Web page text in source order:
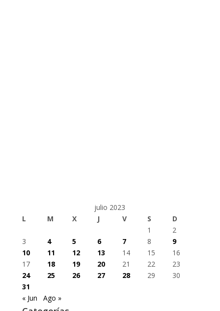
julio 2023
L
M X J V S
D
1
2
3
4 5 6 7 8
9
10
11 12 13 14 15
16
17
18 19 20 21 22
23
24
25 26 27 28 29
30
31
« Jun
Ago »